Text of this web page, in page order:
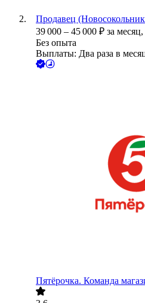
Продавец
39 000 – 45 000 ₽ за месяц,
Без опыта
Выплаты: Два раза в
Пятёрочка. Команда